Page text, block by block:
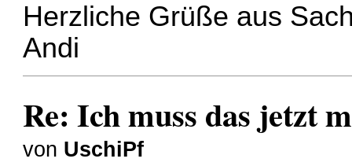
Herzliche Grüße aus
Andi
Re: Ich muss das jetzt
von UschiPf